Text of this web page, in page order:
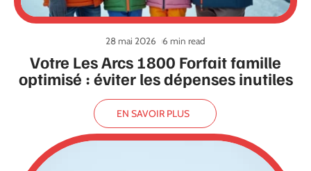
Votre Les Arcs 1800 Forfait famille
optimisé : éviter les dépenses inutiles
28 mai 2026 6 min read
EN SAVOIR PLUS